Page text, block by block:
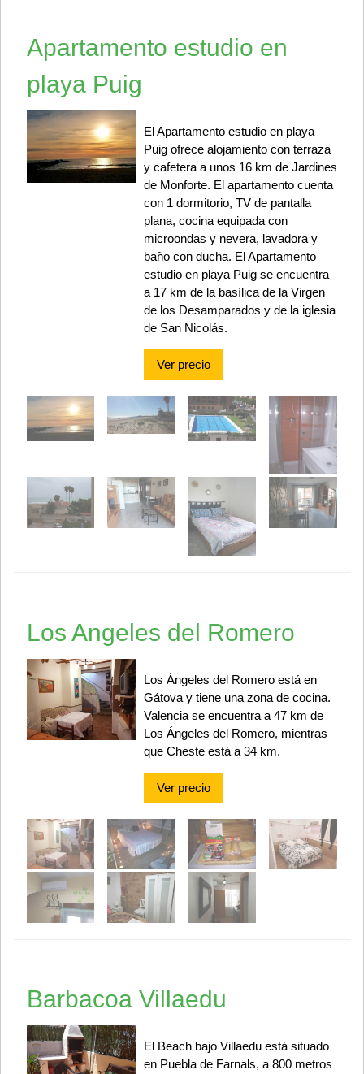
Apartamento estudio en
playa Puig
El Apartamento estudio en playa
Puig ofrece alojamiento con terraza
y cafetera a unos 16 km de Jardines
de Monforte. El apartamento cuenta
con 1 dormitorio, TV de pantalla
plana, cocina equipada con
microondas y nevera, lavadora y
baño con ducha. El Apartamento
estudio en playa Puig se encuentra
a 17 km de la basílica de la Virgen
de los Desamparados y de la iglesia
de San Nicolás.
Ver precio
Los Angeles del Romero
Los Ángeles del Romero está en
Gátova y tiene una zona de cocina.
Valencia se encuentra a 47 km de
Los Ángeles del Romero, mientras
que Cheste está a 34 km.
Ver precio
Barbacoa Villaedu
El Beach bajo Villaedu está situado
en Puebla de Farnals, a 800 metros